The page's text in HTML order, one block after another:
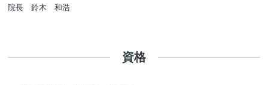
院長 鈴木 和浩
資格